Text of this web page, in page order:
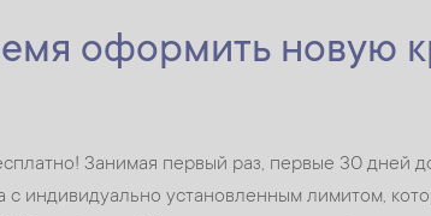
оформить новую
Занимая первый раз, первые 30 дней
с индивидуально установленным лимитом,